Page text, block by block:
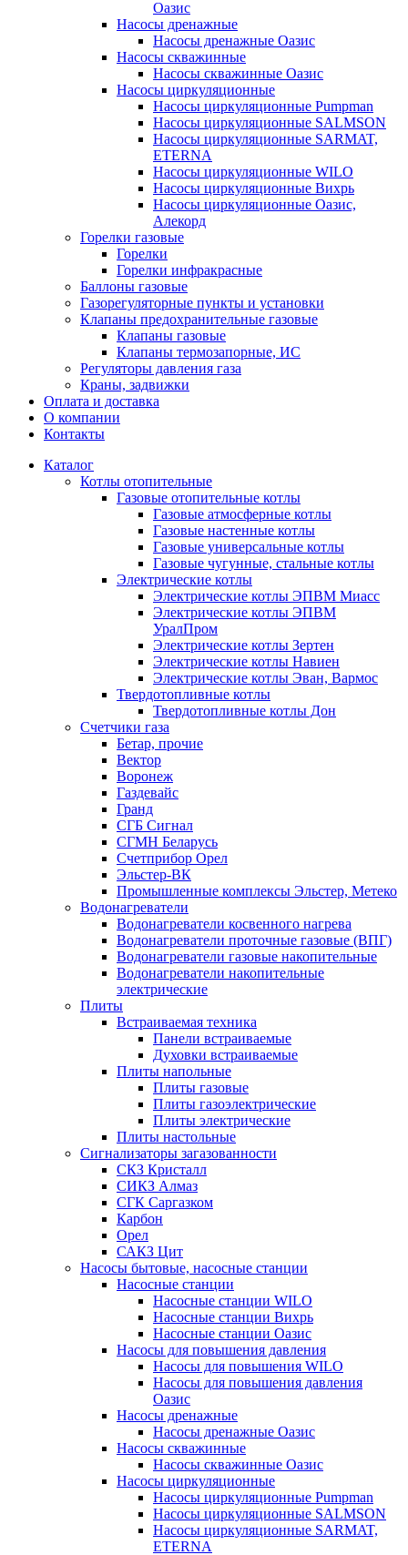
Оазис
Насосы дренажные
Насосы дренажные Оазис
Насосы скважинные
Насосы скважинные Оазис
Насосы циркуляционные
Насосы циркуляционные Pumpman
Насосы циркуляционные SALMSON
Насосы циркуляционные SARMAT,
ETERNA
Насосы циркуляционные WILO
Насосы циркуляционные Вихрь
Насосы циркуляционные Оазис,
Алекорд
Горелки газовые
Горелки
Горелки инфракрасные
Баллоны газовые
Газорегуляторные пункты и установки
Клапаны предохранительные газовые
Клапаны газовые
Клапаны термозапорные, ИС
Регуляторы давления газа
Краны, задвижки
Оплата и доставка
О компании
Контакты
Каталог
Котлы отопительные
Газовые отопительные котлы
Газовые атмосферные котлы
Газовые настенные котлы
Газовые универсальные котлы
Газовые чугунные, стальные котлы
Электрические котлы
Электрические котлы ЭПВМ Миасс
Электрические котлы ЭПВМ
УралПром
Электрические котлы Зертен
Электрические котлы Навиен
Электрические котлы Эван, Вармос
Твердотопливные котлы
Твердотопливные котлы Дон
Счетчики газа
Бетар, прочие
Вектор
Воронеж
Газдевайс
Гранд
СГБ Сигнал
СГМН Беларусь
Счетприбор Орел
Эльстер-ВК
Промышленные комплексы Эльстер, Метеко
Водонагреватели
Водонагреватели косвенного нагрева
Водонагреватели проточные газовые (ВПГ)
Водонагреватели газовые накопительные
Водонагреватели накопительные
электрические
Плиты
Встраиваемая техника
Панели встраиваемые
Духовки встраиваемые
Плиты напольные
Плиты газовые
Плиты газоэлектрические
Плиты электрические
Плиты настольные
Сигнализаторы загазованности
СКЗ Кристалл
СИКЗ Алмаз
СГК Саргазком
Карбон
Орел
САКЗ Цит
Насосы бытовые, насосные станции
Насосные станции
Насосные станции WILO
Насосные станции Вихрь
Насосные станции Оазис
Насосы для повышения давления
Насосы для повышения WILO
Насосы для повышения давления
Оазис
Насосы дренажные
Насосы дренажные Оазис
Насосы скважинные
Насосы скважинные Оазис
Насосы циркуляционные
Насосы циркуляционные Pumpman
Насосы циркуляционные SALMSON
Насосы циркуляционные SARMAT,
ETERNA